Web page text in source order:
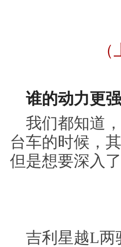
谁的动力更
我们都知道
台车的时候，
但是想要深入
吉利星越L两